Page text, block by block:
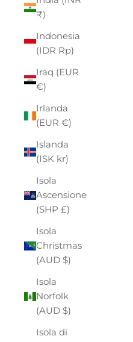
₹)
Indonesia
(IDR Rp)
Iraq (EUR
€)
Irlanda
(EUR €)
Islanda
(ISK kr)
Isola
Ascensione
(SHP £)
Isola
Christmas
(AUD $)
Isola
Norfolk
(AUD $)
Isola di